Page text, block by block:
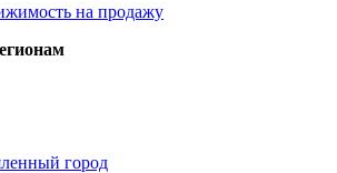
на продажу
город